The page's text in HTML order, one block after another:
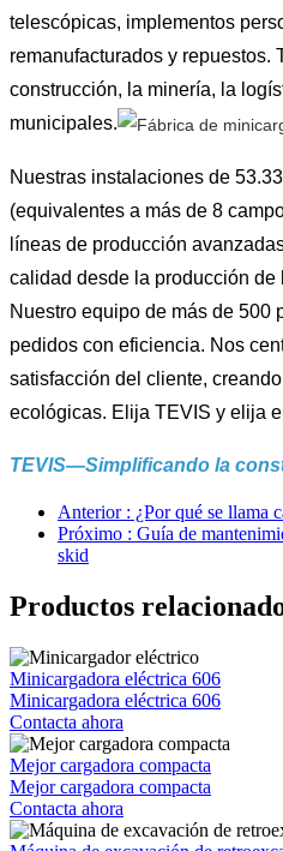
telescópicas, implementos
remanufacturados y repuestos.
construcción, la minería, la
municipales.
Nuestras instalaciones de
(equivalentes a más de 8
líneas de producción
calidad desde la producción de
Nuestro equipo de más de 500
pedidos con eficiencia. Nos
satisfacción del cliente,
ecológicas. Elija TEVIS y elija
TEVIS—Simplificando la
Anterior : ¿Por qué se llama
Próximo : Guía de
skid
Productos
Minicargadora eléctrica 606
Minicargadora eléctrica 606
Contacta ahora
Mejor cargadora compacta
Mejor cargadora compacta
Contacta ahora